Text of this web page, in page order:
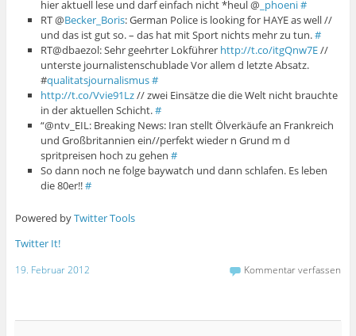
hier aktuell lese und darf einfach nicht *heul @ _phoeni#
RT @Becker_Boris: German Police is looking for HAYE as well //
und das ist gut so. – das hat mit Sport nichts mehr zu tun.#
RT@dbaezol: Sehr geehrter Lokführer http://t.co/itgQnw7E//
unterste journalistenschublade Vor allem d letzte Absatz.
#qualitatsjournalismus#
http://t.co/Vvie91Lz// zwei Einsätze die die Welt nicht brauchte
in der aktuellen Schicht.#
“@ntv_EIL: Breaking News: Iran stellt Ölverkäufe an Frankreich
und Großbritannien ein//perfekt wieder n Grund m d
spritpreisen hoch zu gehen#
So dann noch ne folge baywatch und dann schlafen. Es leben
die 80er!!#
Powered byTwitter Tools
Twitter It!
19. Februar 2012 Kommentar verfassen